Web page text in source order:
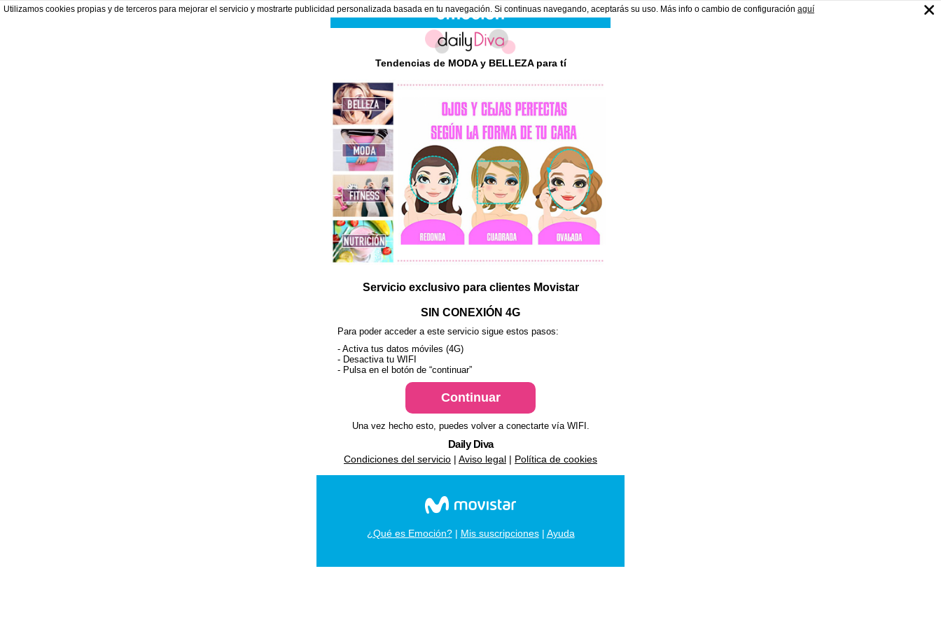
Utilizamos cookies propias y de terceros para mejorar el servicio y mostrarte publicidad personalizada basada en tu navegación. Si continuas navegando, aceptarás su uso. Más info o cambio de configuración aguí
Tendencias de MODA y BELLEZA para tí
Servicio exclusivo para clientes Movistar
SIN CONEXIÓN 4G
Para poder acceder a este servicio sigue estos pasos:
- Activa tus datos móviles (4G)
- Desactiva tu WIFI
- Pulsa en el botón de “continuar”
Una vez hecho esto, puedes volver a conectarte vía WIFI.
Daily Diva
Condiciones del servicio | Aviso legal | Política de cookies
¿Qué es Emoción?| Mis suscripciones| Ayuda